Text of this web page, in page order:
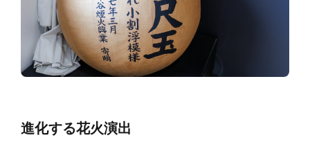
進化する花火演出